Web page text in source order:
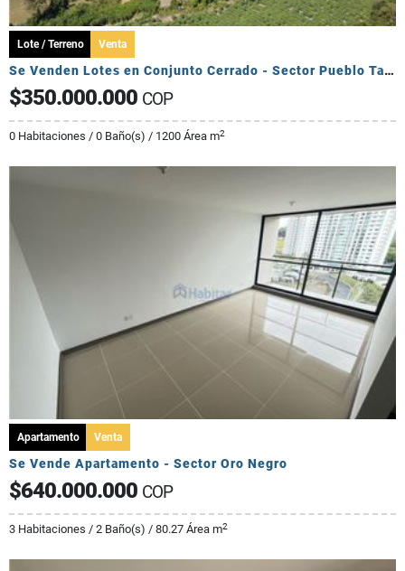
Lote / Terreno Venta
Se Venden Lotes en Conjunto Cerrado - Sector Pueblo Tapado
$350.000.000 COP
0 Habitaciones / 0 Baño(s) / 1200 Área m2
Apartamento Venta
Se Vende Apartamento - Sector Oro Negro
$640.000.000 COP
3 Habitaciones / 2 Baño(s) / 80.27 Área m2